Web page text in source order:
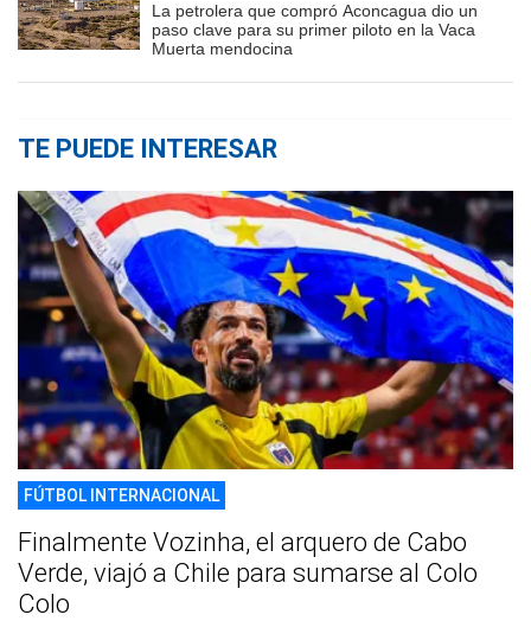
La petrolera que compró Aconcagua dio un
paso clave para su primer piloto en la Vaca
Muerta mendocina
TE PUEDE INTERESAR
FÚTBOL INTERNACIONAL
Finalmente Vozinha, el arquero de Cabo
Verde, viajó a Chile para sumarse al Colo
Colo